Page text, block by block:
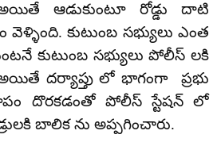
ఆడుకుంటూ రోడ్డు దాటి
కుటుంబ సభ్యులు ఎంత
కుటుంబ సభ్యులు పోలీస్ లకి
దర్యాప్తు లో భాగంగా ప్రభు
దొరకడంతో పోలీస్ స్టేషన్ లో
బాలిక ను అప్పగించారు.